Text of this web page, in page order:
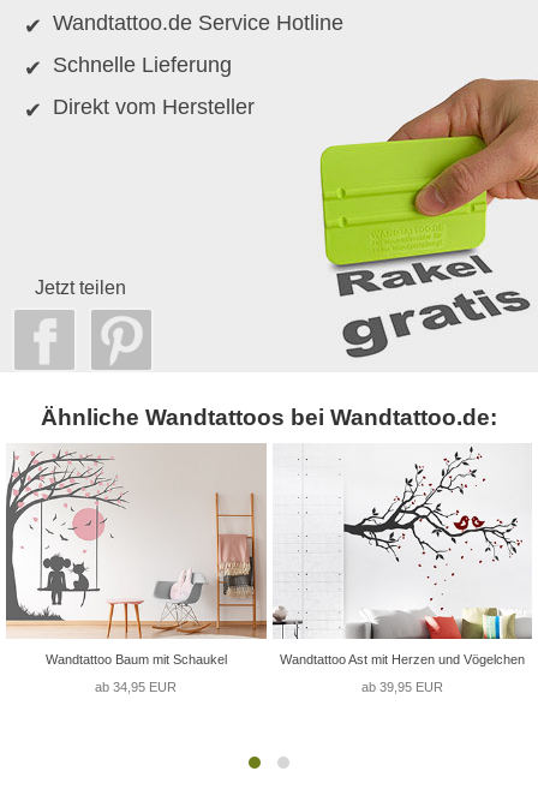
Wandtattoo.de Service Hotline
Schnelle Lieferung
Direkt vom Hersteller
Jetzt teilen
Ähnliche Wandtattoos bei Wandtattoo.de:
Wandtattoo Baum mit Schaukel
ab 34,95 EUR
Wandtattoo Ast mit Herzen und Vögelchen
ab 39,95 EUR